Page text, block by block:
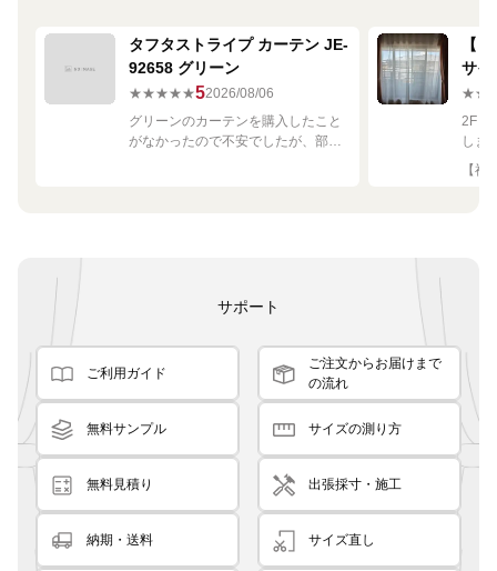
タフタストライプ カーテン JE-
92658 グリーン
★★★★★52026/08/06
グリーンのカーテンを購入したこと
がなかったので不安でしたが、部屋
【
サイ
2Fリ
しま
し
で
【神
サポート
ご利用ガイド
ご注文からお届けまで
の流れ
無料サンプル サイズの測り方
無料見積り 出張採寸・施工
納期・送料 サイズ直し